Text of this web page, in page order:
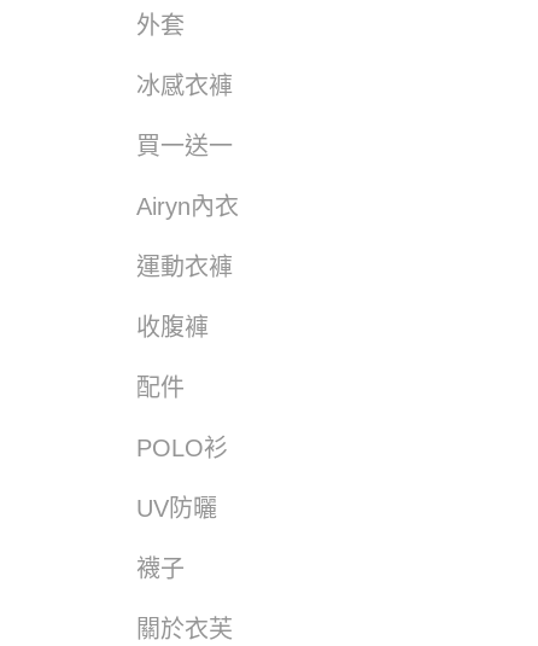
外套
冰感衣褲
買一送一
Airyn內衣
運動衣褲
收腹褲
配件
POLO衫
UV防曬
襪子
關於衣芙